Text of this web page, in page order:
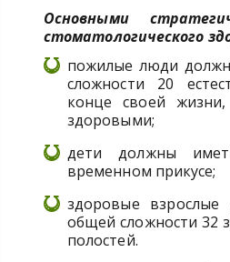
Основными
стоматологического
пожилые люди
сложности 20
конце своей жизни,
здоровыми;
дети должны
временном прикусе;
здоровые
общей сложности 32
полостей.